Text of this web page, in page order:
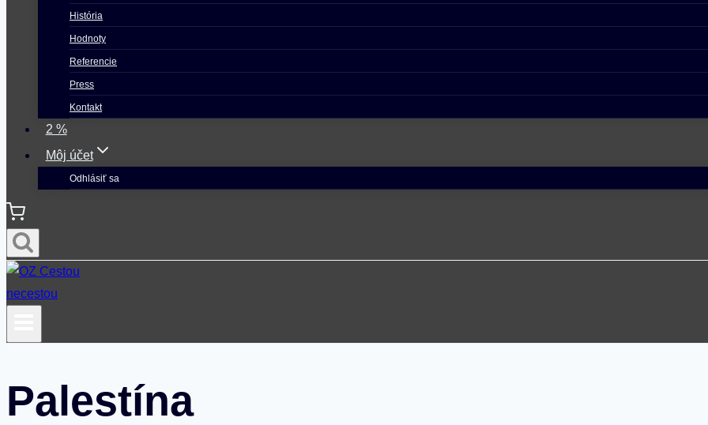
História
Hodnoty
Referencie
Press
Kontakt
2 %
Môj účet
Odhlásiť sa
Palestína